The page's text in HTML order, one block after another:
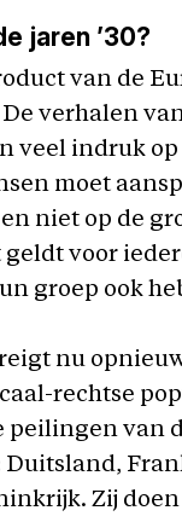
jaren ’30?
van de
verhalen
veel indruk
moet
niet op de
geldt voor
groep ook
nu
rechtse
peilingen van
Duitsland,
Zij